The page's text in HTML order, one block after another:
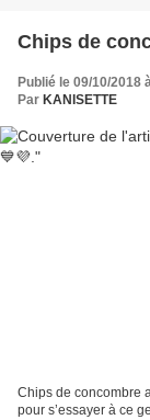
Chips de
Publié le 09/10/2018
Par KANISETTE
Chips de concombre
pour s’essayer à ce